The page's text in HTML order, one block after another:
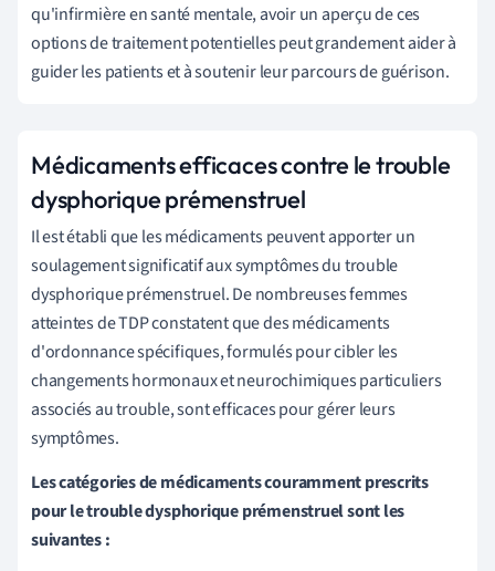
qu'infirmière en santé mentale, avoir un aperçu de ces
options de traitement potentielles peut grandement aider à
guider les patients et à soutenir leur parcours de guérison.
Médicaments efficaces contre le trouble
dysphorique prémenstruel
Il est établi que les médicaments peuvent apporter un
soulagement significatif aux symptômes du trouble
dysphorique prémenstruel. De nombreuses femmes
atteintes de TDP constatent que des médicaments
d'ordonnance spécifiques, formulés pour cibler les
changements hormonaux et neurochimiques particuliers
associés au trouble, sont efficaces pour gérer leurs
symptômes.
Les catégories de médicaments couramment prescrits
pour le trouble dysphorique prémenstruel sont les
suivantes :